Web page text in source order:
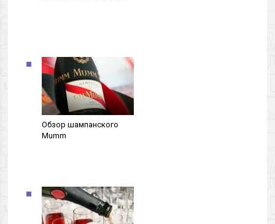
Обзор шампанского
Mumm